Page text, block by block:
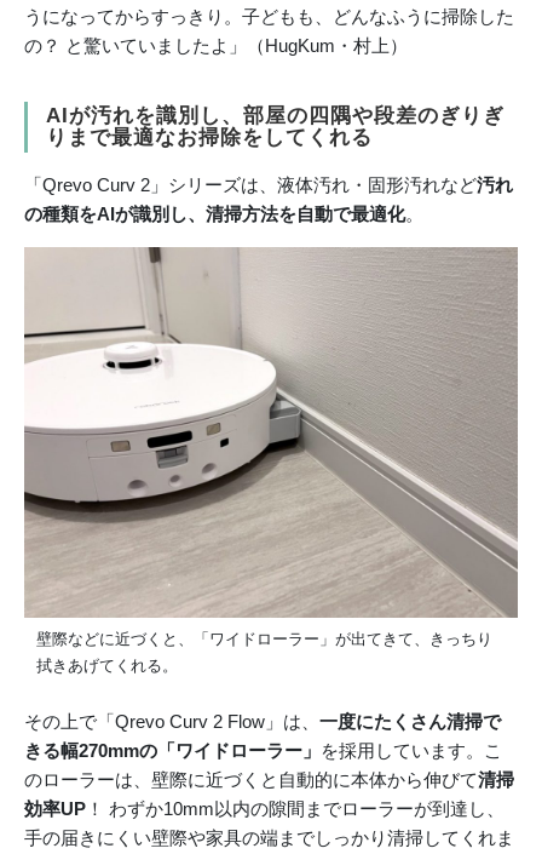
うになってからすっきり。子どもも、どんなふうに掃除した
の？ と驚いていましたよ」（HugKum・村上）
AIが汚れを識別し、部屋の四隅や段差のぎりぎ
りまで最適なお掃除をしてくれる
「Qrevo Curv 2」シリーズは、液体汚れ・固形汚れなど汚れ
の種類をAIが識別し、清掃方法を自動で最適化。
壁際などに近づくと、「ワイドローラー」が出てきて、きっちり
拭きあげてくれる。
その上で「Qrevo Curv 2 Flow」は、 一度にたくさん清掃で
きる幅270mmの「ワイドローラー」 を採用しています。こ
のローラーは、壁際に近づくと自動的に本体から伸びて清掃
効率UP ！ わずか10mm以内の隙間までローラーが到達し、
手の届きにくい壁際や家具の端までしっかり清掃してくれま